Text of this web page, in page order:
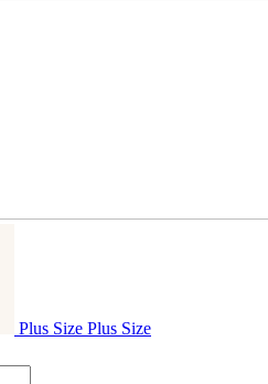
Plus Size Plus Size